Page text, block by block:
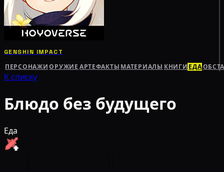
GENSHIN IMPACT
ПЕРСОНАЖИ ОРУЖИЕ АРТЕФАКТЫ МАТЕРИАЛЫ КНИГИ ЕДА
К списку
Блюдо без будущего
Еда